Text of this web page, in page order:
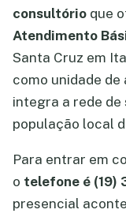
consultório que
Atendimento
Santa Cruz em
como unidade de
integra a rede de
população local
Para entrar em
o telefone é (19)
presencial